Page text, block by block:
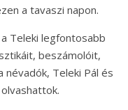
a tavaszi napon.
Teleki legfontosabb
beszámolóit,
Teleki Pál és